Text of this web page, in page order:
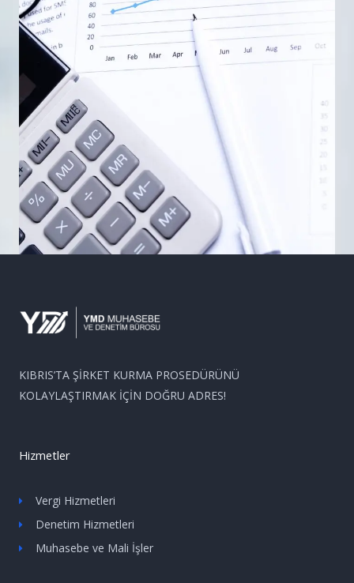
KIBRIS’TA ŞİRKET KURMA PROSEDÜRÜNÜ
KOLAYLAŞTIRMAK İÇİN DOĞRU ADRES!
Hizmetler
Vergi Hizmetleri
Denetim Hizmetleri
Muhasebe ve Mali İşler